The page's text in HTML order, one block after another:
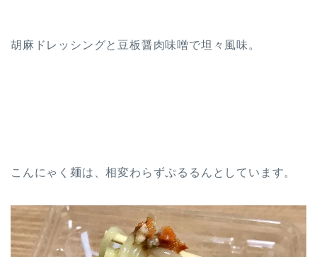
胡麻ドレッシングと豆板醤肉味噌で坦々風味。
こんにゃく麺は、相変わらずぷるるんとしています。